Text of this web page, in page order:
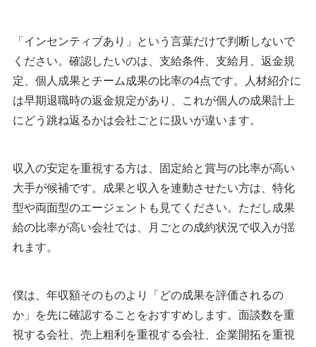
「インセンティブあり」という言葉だけで判断しないで
ください。確認したいのは、支給条件、支給月、返金規
定、個人成果とチーム成果の比率の4点です。人材紹介に
は早期退職時の返金規定があり、これが個人の成果計上
にどう跳ね返るかは会社ごとに扱いが違います。
収入の安定を重視する方は、固定給と賞与の比率が高い
大手が候補です。成果と収入を連動させたい方は、特化
型や両面型のエージェントも見てください。ただし成果
給の比率が高い会社では、月ごとの成約状況で収入が揺
れます。
僕は、年収額そのものより「どの成果を評価されるの
か」を先に確認することをおすすめします。面談数を重
視する会社、売上粗利を重視する会社、企業開拓を重視